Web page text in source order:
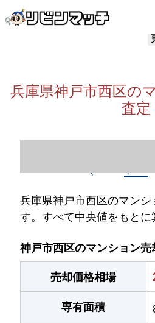
兵庫県神戸市西区の
査定
兵庫県神戸市西区のマン
す。すべて中央値をもとに
神戸市西区のマンション売
売却価格相場
専有面積